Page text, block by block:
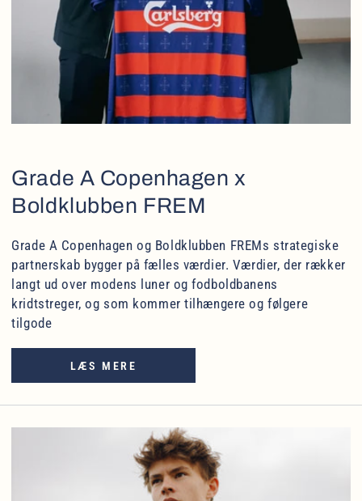
Grade A Copenhagen x
Boldklubben FREM
Grade A Copenhagen og Boldklubben FREMs strategiske
partnerskab bygger på fælles værdier. Værdier, der rækker
langt ud over modens luner og fodboldbanens
kridtstreger, og som kommer tilhængere og følgere
tilgode
LÆS MERE